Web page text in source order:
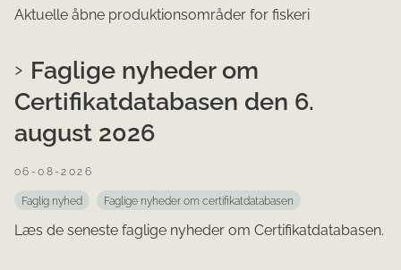
Aktuelle åbne produktionsområder for fiskeri
Faglige nyheder om
Certifikatdatabasen den 6.
august 2026
06-08-2026
Faglig nyhed Faglige nyheder om certifikatdatabasen
Læs de seneste faglige nyheder om Certifikatdatabasen.